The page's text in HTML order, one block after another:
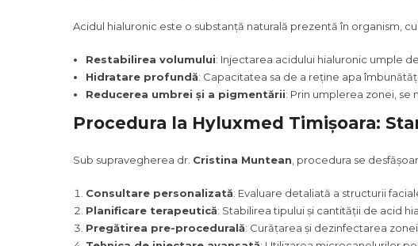
Acidul hialuronic este o substanță naturală prezentă în organism,
Restabilirea volumului: Injectarea acidului hialuronic umple
Hidratare profundă: Capacitatea sa de a reține apa
Reducerea umbrei și a pigmentării: Prin umplerea zonei, se
Procedura la Hyluxmed Timișoara:
Sub supravegherea dr. Cristina Muntean , procedura se
Consultare personalizată: Evaluare detaliată a structurii
Planificare terapeutică: Stabilirea tipului și cantității de acid
Pregătirea pre-procedurală: Curățarea și dezinfectarea